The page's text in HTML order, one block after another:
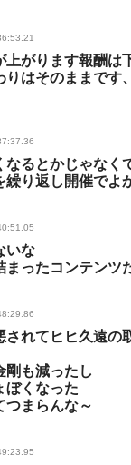
がります報酬は
りはそのままです
なるとかじゃなく
繰り返し開催でよ
いな
まったコンテンツ
されてヒヒ久遠の
剛も減ったし
ぼくなった
つまらんな～